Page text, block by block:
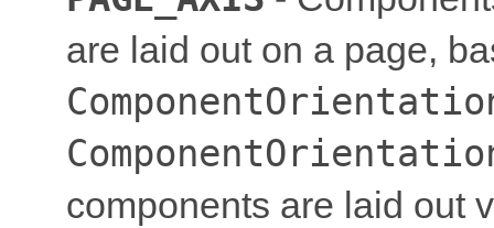
are laid out on a page,
components are laid out